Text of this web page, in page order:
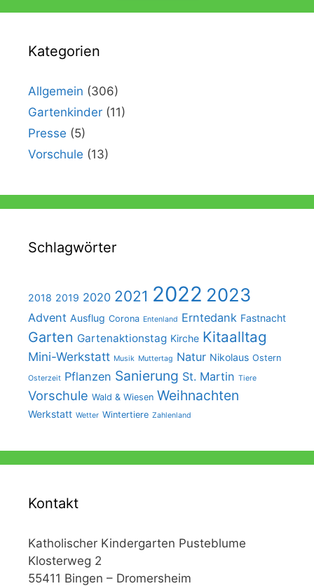
Kategorien
Allgemein (306)
Gartenkinder (11)
Presse (5)
Vorschule (13)
Schlagwörter
2018 2019 2020 2021 2022 2023
Advent Ausflug Corona Entenland Erntedank Fastnacht
Garten Gartenaktionstag Kirche Kitaalltag
Mini-Werkstatt Musik Muttertag Natur Nikolaus Ostern
Osterzeit Pflanzen Sanierung St. Martin Tiere
Vorschule Wald & Wiesen Weihnachten
Werkstatt Wetter Wintertiere Zahlenland
Kontakt
Katholischer Kindergarten Pusteblume
Klosterweg 2
55411 Bingen – Dromersheim